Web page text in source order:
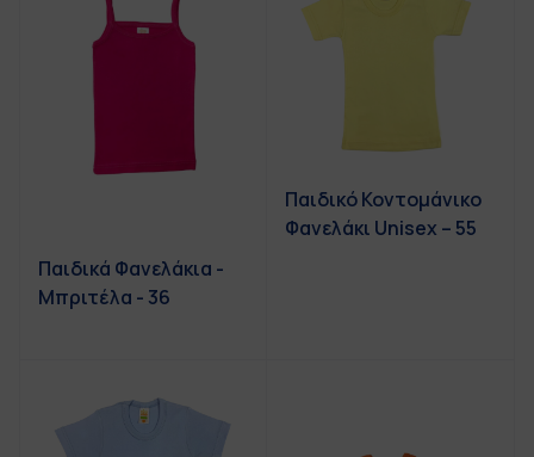
Παιδικά Φανελάκια -
Μπριτέλα - 36
Παιδικό Κοντομάνικο
Φανελάκι Unisex – 55